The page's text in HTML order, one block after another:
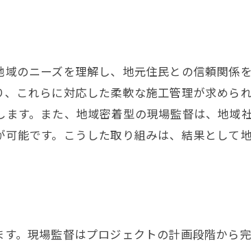
解説
セット
与える影響
る行動
のニーズを理解し、地元住民との信頼関係
これらに対応した柔軟な施工管理が求めら
す。また、地域密着型の現場監督は、地域
能です。こうした取り組みは、結果として
。現場監督はプロジェクトの計画段階から